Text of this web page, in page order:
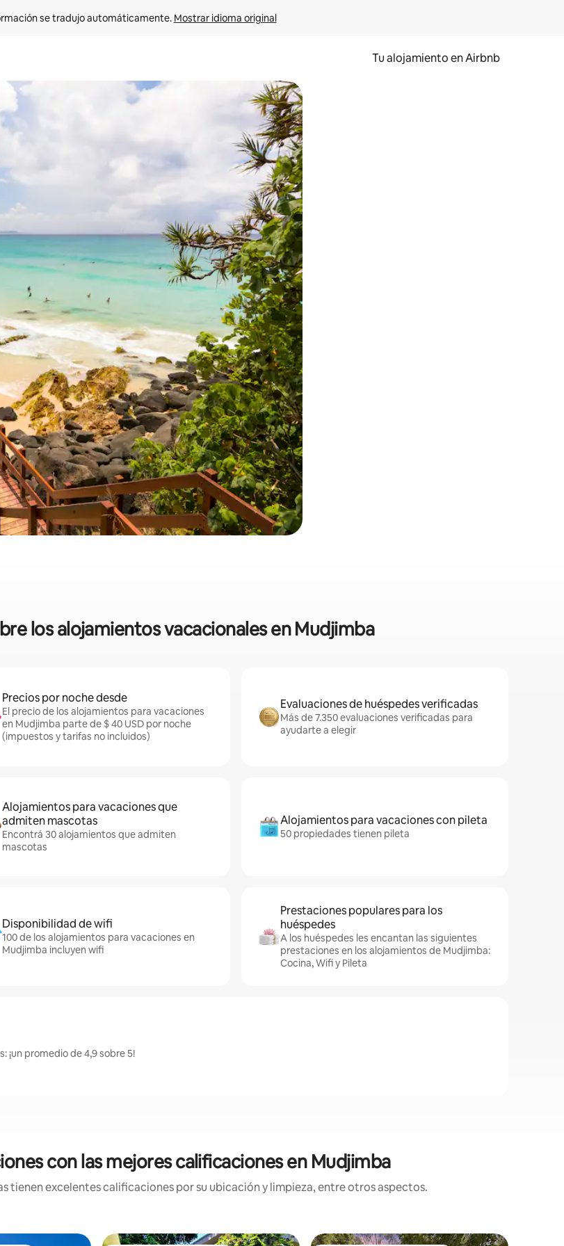
se tradujo automáticamente. Mostrar idioma original
Tu alojamiento en Airbnb
flecha hacia arriba y hacia abajo o explorá deslizando el dedo.
los alojamientos vacacionales en Mudjimba
Precios por noche desde
El precio de los alojamientos para vacaciones
en Mudjimba parte de $ 40 USD por noche
(impuestos y tarifas no incluidos)
Evaluaciones de huéspedes verificadas
Más de 7.350 evaluaciones verificadas para
ayudarte a elegir
Alojamientos para vacaciones que
admiten mascotas
Encontrá 30 alojamientos que admiten
mascotas
Alojamientos para vacaciones con pileta
50 propiedades tienen pileta
Disponibilidad de wifi
100 de los alojamientos para vacaciones en
Mudjimba incluyen wifi
Prestaciones populares para los
huéspedes
A los huéspedes les encantan las siguientes
prestaciones en los alojamientos de Mudjimba:
Cocina, Wifi y Pileta
¡un promedio de 4,9 sobre 5!
con las mejores calificaciones en Mudjimba
tienen excelentes calificaciones por su ubicación y limpieza, entre otros aspectos.